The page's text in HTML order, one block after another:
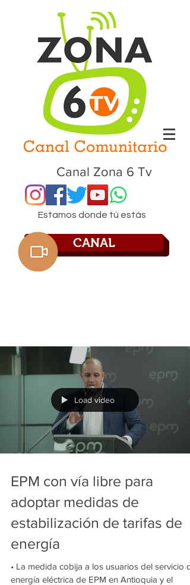
Canal Zona 6 Tv
Estamos donde tú estás
CANAL
Load video
EPM con vía libre para
adoptar medidas de
estabilización de tarifas de
energía
• La medida cobija a los usuarios del servicio
energía eléctrica de EPM en Antioquia y el